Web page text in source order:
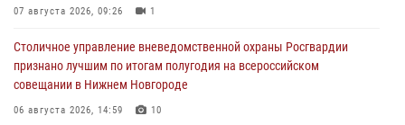
07 августа 2026, 09:26 1
Столичное управление вневедомственной охраны Росгвардии
признано лучшим по итогам полугодия на всероссийском
совещании в Нижнем Новгороде
06 августа 2026, 14:59 10